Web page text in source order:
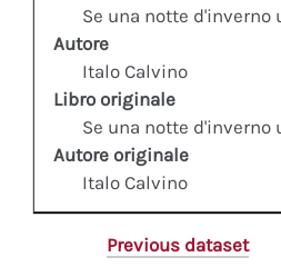
Se una notte d'inverno
Autore
Italo Calvino
Libro originale
Se una notte d'inverno
Autore originale
Italo Calvino
Previous dataset